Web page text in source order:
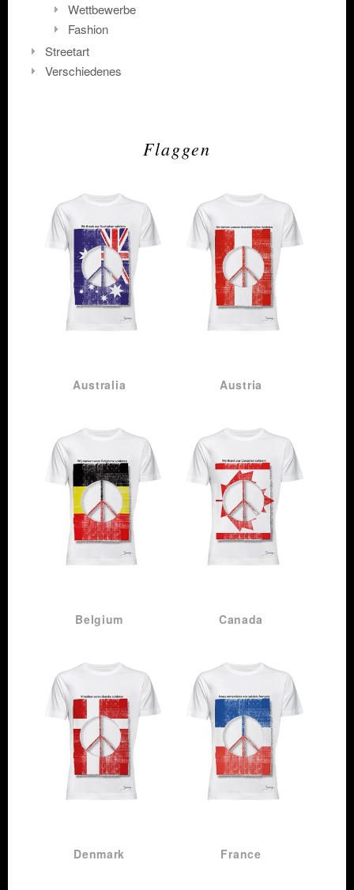
Wettbewerbe
Fashion
Streetart
Verschiedenes
Flaggen
Australia Austria
ZEIG
Belgium
ZEIG
Canada
ZEIG
Denmark
ZEIG
France
ZEIG
ZEIG